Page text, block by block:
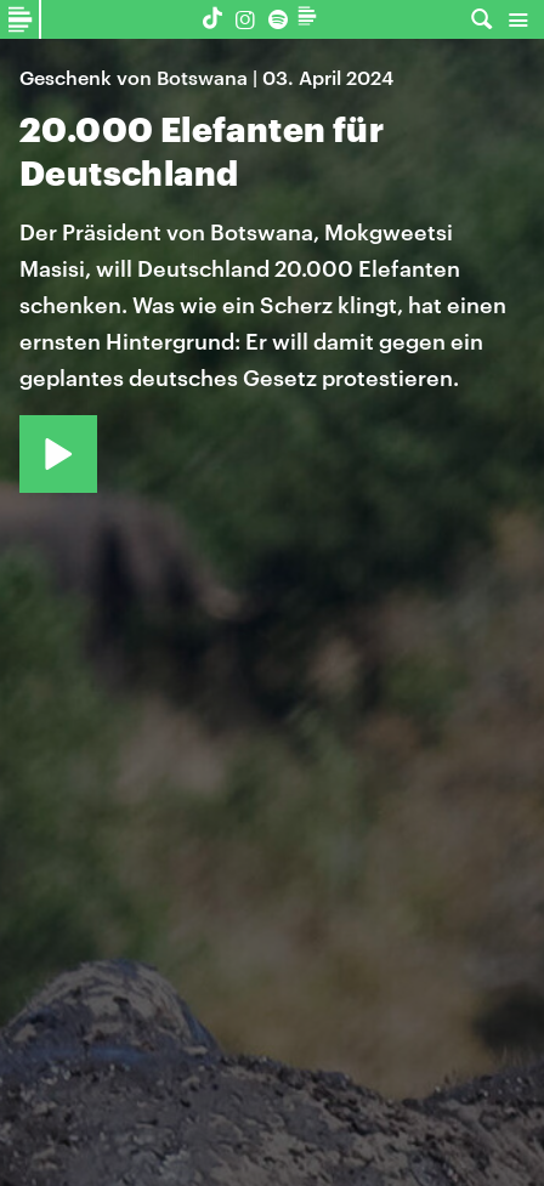
Geschenk von Botswana | 03. April 2024
20.000 Elefanten für
Deutschland
Der Präsident von Botswana, Mokgweetsi
Masisi, will Deutschland 20.000 Elefanten
schenken. Was wie ein Scherz klingt, hat einen
ernsten Hintergrund: Er will damit gegen ein
geplantes deutsches Gesetz protestieren.